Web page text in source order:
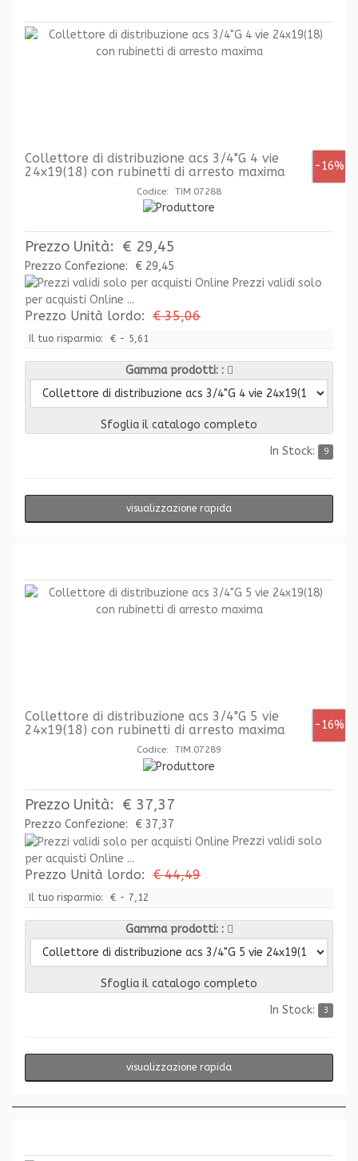
-16%
Collettore di distribuzione acs 3/4"G 4 vie
24x19(18) con rubinetti di arresto maxima
Codice: TIM.07288
Prezzo Unità: € 29,45
Prezzo Confezione:
€ 29,45
Prezzi validi solo
per acquisti Online ...
Prezzo Unità lordo: € 35,06
Il tuo risparmio: € - 5,61
Gamma prodotti:
Sfoglia il catalogo completo
In Stock:
9
visualizzazione rapida
-16%
Collettore di distribuzione acs 3/4"G 5 vie
24x19(18) con rubinetti di arresto maxima
Codice: TIM.07289
Prezzo Unità: € 37,37
Prezzo Confezione:
€ 37,37
Prezzi validi solo
per acquisti Online ...
Prezzo Unità lordo: € 44,49
Il tuo risparmio: € - 7,12
Gamma prodotti:
Sfoglia il catalogo completo
In Stock:
3
visualizzazione rapida